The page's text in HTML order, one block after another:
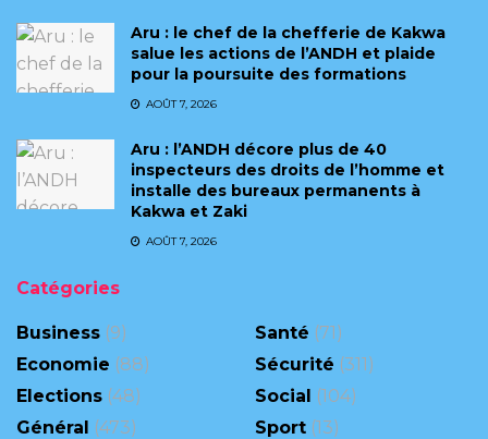
Aru : le chef de la chefferie de Kakwa
salue les actions de l’ANDH et plaide
pour la poursuite des formations
AOÛT 7, 2026
Aru : l’ANDH décore plus de 40
inspecteurs des droits de l’homme et
installe des bureaux permanents à
Kakwa et Zaki
AOÛT 7, 2026
Catégories
Business (9)
Economie (88)
Elections (48)
Général (473)
Santé (71)
Sécurité (311)
Social (104)
Sport (13)